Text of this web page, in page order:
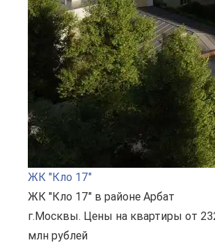
ЖК "Кло 17"
ЖК "Кло 17" в районе Арбат
г.Москвы. Цены на квартиры от
млн рублей